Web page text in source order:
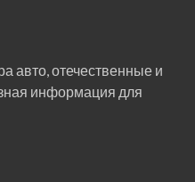
авто, отечественные и
информация для